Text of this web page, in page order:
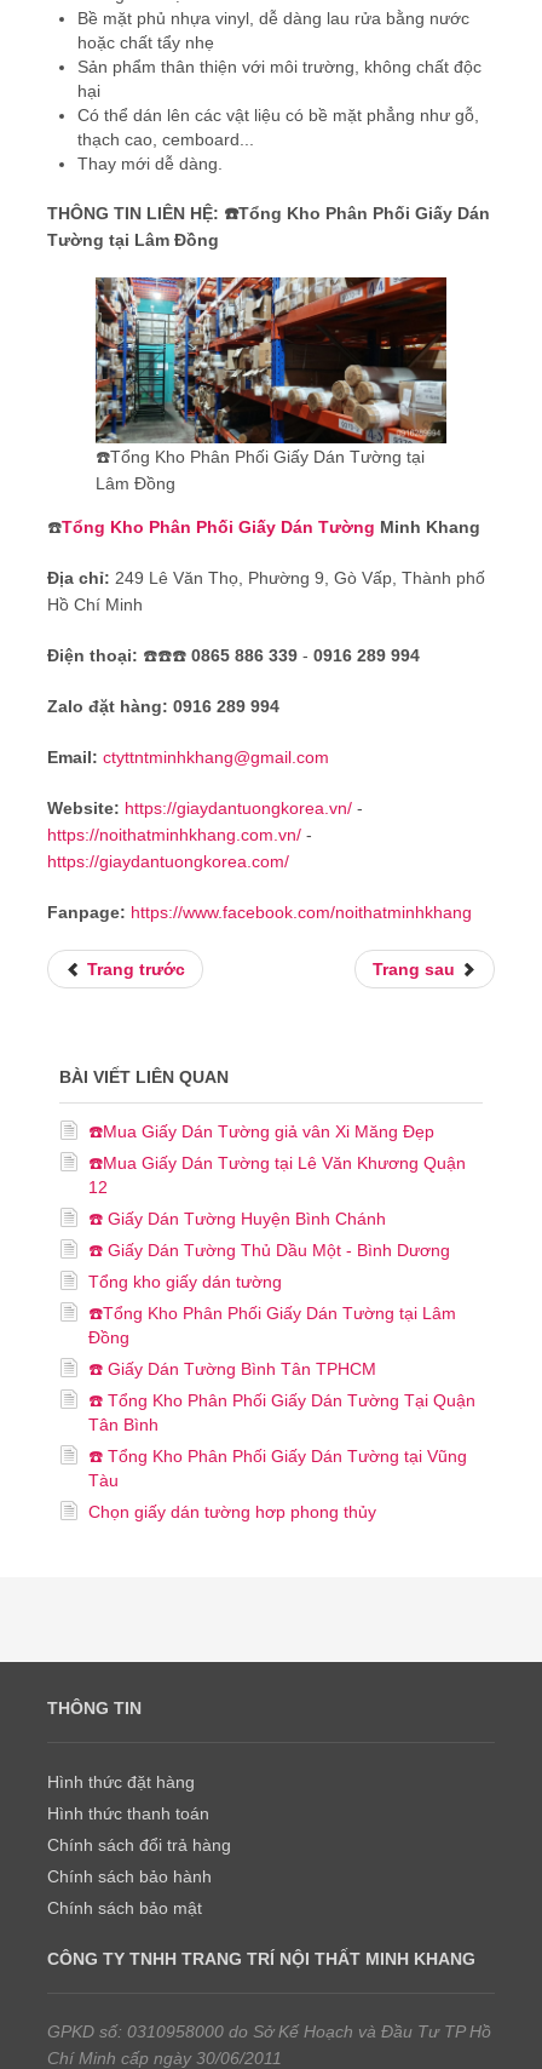
Bề mặt phủ nhựa vinyl, dễ dàng lau rửa bằng nước
hoặc chất tẩy nhẹ
Sản phẩm thân thiện với môi trường, không chất độc
hại
Có thể dán lên các vật liệu có bề mặt phẳng như gỗ,
thạch cao, cemboard...
Thay mới dễ dàng.
THÔNG TIN LIÊN HỆ: ☎️Tổng Kho Phân Phối Giấy Dán
Tường tại Lâm Đồng
☎️Tổng Kho Phân Phối Giấy Dán Tường tại
Lâm Đồng
☎️Tổng Kho Phân Phối Giấy Dán Tường Minh Khang
Địa chỉ: 249 Lê Văn Thọ, Phường 9, Gò Vấp, Thành phố
Hồ Chí Minh
Điện thoại: ☎️☎️☎️ 0865 886 339 - 0916 289 994
Zalo đặt hàng: 0916 289 994
Email: ctyttntminhkhang@gmail.com
Website: https://giaydantuongkorea.vn/ -
https://noithatminhkhang.com.vn/ -
https://giaydantuongkorea.com/
Fanpage: https://www.facebook.com/noithatminhkhang
Trang trước Trang sau
BÀI VIẾT LIÊN QUAN
☎️Mua Giấy Dán Tường giả vân Xi Măng Đẹp
☎️Mua Giấy Dán Tường tại Lê Văn Khương Quận
12
☎️ Giấy Dán Tường Huyện Bình Chánh
☎️ Giấy Dán Tường Thủ Dầu Một - Bình Dương
Tổng kho giấy dán tường
☎️Tổng Kho Phân Phối Giấy Dán Tường tại Lâm
Đồng
☎️ Giấy Dán Tường Bình Tân TPHCM
☎️ Tổng Kho Phân Phối Giấy Dán Tường Tại Quận
Tân Bình
☎️ Tổng Kho Phân Phối Giấy Dán Tường tại Vũng
Tàu
Chọn giấy dán tường hơp phong thủy
THÔNG TIN
Hình thức đặt hàng
Hình thức thanh toán
Chính sách đổi trả hàng
Chính sách bảo hành
Chính sách bảo mật
CÔNG TY TNHH TRANG TRÍ NỘI THẤT MINH KHANG
GPKD số: 0310958000 do Sở Kế Hoạch và Đầu Tư TP Hồ
Chí Minh cấp ngày 30/06/2011